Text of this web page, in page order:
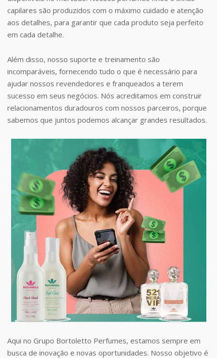
capilares são produzidos com o máximo cuidado e atenção
aos detalhes, para garantir que cada produto seja perfeito
em cada detalhe.
Além disso, nosso suporte e treinamento são
incomparáveis, fornecendo tudo o que é necessário para
ajudar nossos revendedores e franqueados a terem
sucesso em seus negócios. Nós acreditamos em construir
relacionamentos duradouros com nossos parceiros, porque
sabemos que juntos podemos alcançar grandes resultados.
Aqui no Grupo Bortoletto Perfumes, estamos sempre em
busca de inovação e novas oportunidades. Nosso objetivo é